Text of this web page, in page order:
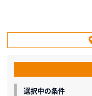
選択中の条件